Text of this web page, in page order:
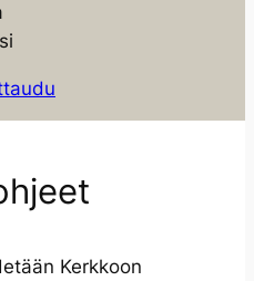
Kerkkoon